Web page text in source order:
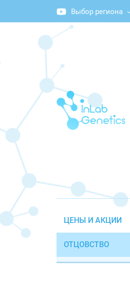
Выбор региона
ЦЕНЫ И АКЦИИ
ОТЦОВСТВО